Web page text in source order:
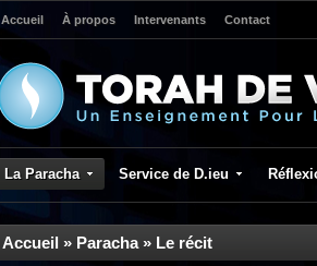
Accueil À propos Intervenants Contact
La Paracha Service de D.ieu
Accueil » Paracha» Le récit